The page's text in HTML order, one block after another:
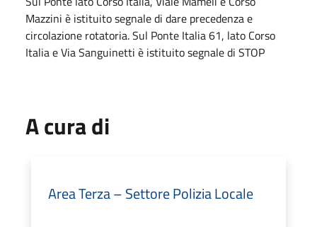
Mazzini è istituito segnale di dare precedenza e
circolazione rotatoria. Sul Ponte Italia 61, lato Corso
Italia e Via Sanguinetti è istituito segnale di STOP
A cura di
Area Terza – Settore Polizia Locale